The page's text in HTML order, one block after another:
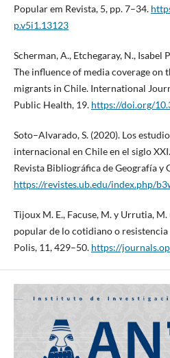
Popular em Revista, 5, pp. 7–34.
p.v5i1.13123
Scherman, A., Etchegaray, N., Isabel
The influence of media coverage on
migrants in Chile. International
Public Health, 19. https://doi.org/
Soto–Alvarado, S. (2020). Los
internacional en Chile en el siglo
Revista Bibliográfica de Geografía y
https://revistes.ub.edu/index.php/
Tijoux M. E., Facuse, M. y Urrutia,
popular de lo cotidiano o
Polis, 11, 429–50. https://